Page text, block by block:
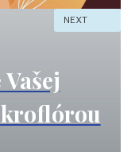
NEXT